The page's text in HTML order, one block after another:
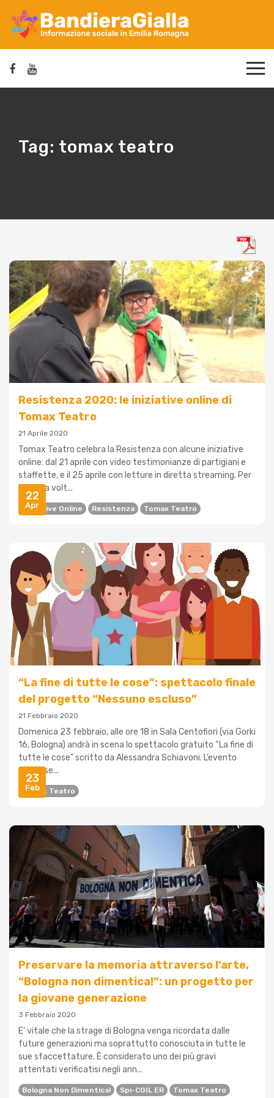
Tag: tomax teatro
22
Apr
Resistenza 2020: le iniziative online di
Tomax Teatro
21 Aprile 2020
Tomax Teatro celebra la Resistenza con alcune iniziative
online: dal 21 aprile con video testimonianze di partigiani e
staffette, e il 25 aprile con letture in diretta streaming. Per
la prima volt...
Iniziative Online Resistenza Tomax Teatro
23
Feb
“La fine di tutte le cose”: spettacolo finale
del progetto “Nessuno escluso”
21 Febbraio 2020
Domenica 23 febbraio, alle ore 18 in Sala Centofiori (via Gorki
16, Bologna) andrà in scena lo spettacolo gratuito “La fine di
tutte le cose” scritto da Alessandra Schiavoni. L’evento
rapprese...
Tomax Teatro
Preservare la memoria attraverso l’arte,
“Bologna non dimentica!”: un progetto per
la giovane generazione
3 Febbraio 2020
E' vitale che la strage di Bologna venga ricordata dalle
future generazioni ma soprattutto conosciuta in tutte le
sue sfaccettature. È considerato uno dei più gravi
attentati verificatisi negli ann...
Bologna Non Dimentica! Spi-CGIL ER Tomax Teatro